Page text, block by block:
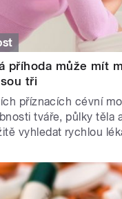
příhoda může mít
tři
příznacích cévní
tváře, půlky těla
vyhledat rychlou